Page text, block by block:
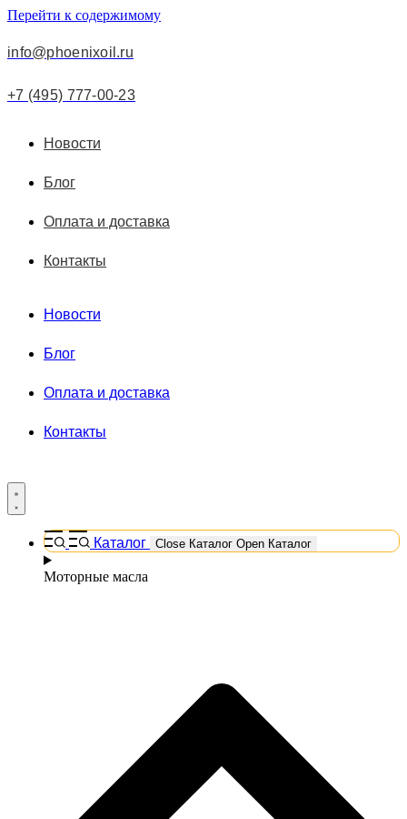
Перейти к содержимому
info@phoenixoil.ru
+7 (495) 777-00-23
Новости
Блог
Оплата и доставка
Контакты
Новости
Блог
Оплата и доставка
Контакты
Каталог Close Каталог Open Каталог
Моторные масла